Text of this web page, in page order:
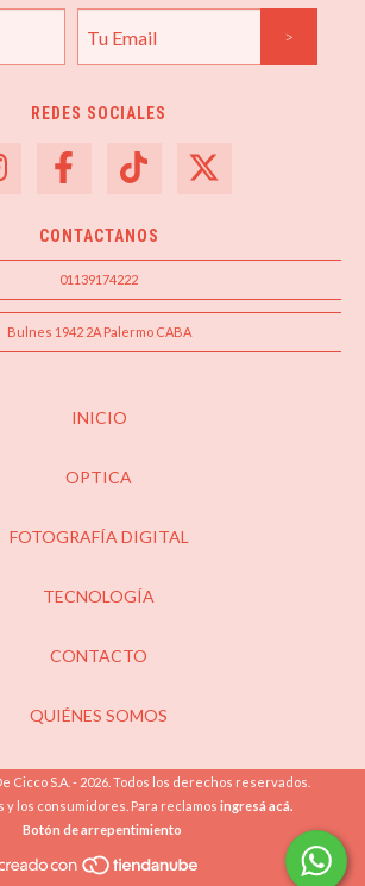
REDES SOCIALES
CONTACTANOS
01139174222
Bulnes 1942 2A Palermo CABA
INICIO
OPTICA
FOTOGRAFÍA DIGITAL
TECNOLOGÍA
CONTACTO
QUIÉNES SOMOS
Cicco S.A. - 2026. Todos los derechos reservados.
y los consumidores. Para reclamos ingresá acá.
Botón de arrepentimiento